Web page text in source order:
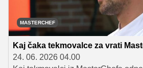
MASTERCHEF
Kaj čaka tekmovalce za vrati
24. 06. 2026 04.00